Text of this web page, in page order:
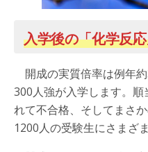
入学後の「化学反
開成の実質倍率は例年
300人強が入学します。
れて不合格、そしてまさ
1200人の受験生にさまざ